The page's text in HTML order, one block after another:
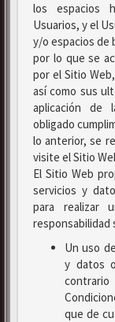
los espacios
Usuarios, y el
y/o espacios de
por lo que se
por el Sitio
así como sus
aplicación de
obligado
lo anterior, se
visite el Sitio
El Sitio Web
servicios y
para realizar
responsabilidad
Un uso
y datos
que de